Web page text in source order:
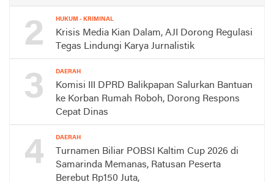
2 HUKUM - KRIMINAL
Krisis Media Kian Dalam, AJI Dorong Regulasi
Tegas Lindungi Karya Jurnalistik
3 DAERAH
Komisi III DPRD Balikpapan Salurkan Bantuan
ke Korban Rumah Roboh, Dorong Respons
Cepat Dinas
4 DAERAH
Turnamen Biliar POBSI Kaltim Cup 2026 di
Samarinda Memanas, Ratusan Peserta
Berebut Rp150 Juta,